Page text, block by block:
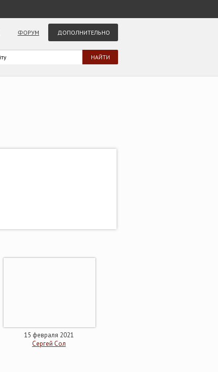
ФОРУМ ДОПОЛНИТЕЛЬНО
15 февраля 2021
Сергей Сол